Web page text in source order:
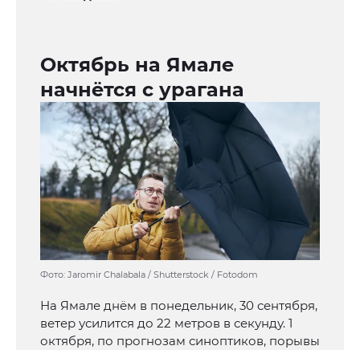
Октябрь на Ямале
начнётся с урагана
Фото: Jaromir Chalabala / Shutterstock / Fotodom
На Ямале днём в понедельник, 30 сентября,
ветер усилится до 22 метров в секунду. 1
октября, по прогнозам синоптиков, порывы